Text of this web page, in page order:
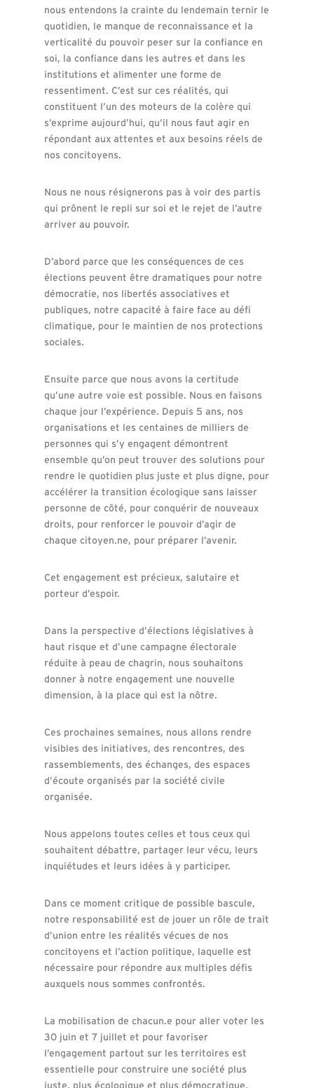
nous entendons la crainte du lendemain ternir le
quotidien, le manque de reconnaissance et la
verticalité du pouvoir peser sur la confiance en
soi, la confiance dans les autres et dans les
institutions et alimenter une forme de
ressentiment. C’est sur ces réalités, qui
constituent l’un des moteurs de la colère qui
s’exprime aujourd’hui, qu’il nous faut agir en
répondant aux attentes et aux besoins réels de
nos concitoyens.
Nous ne nous résignerons pas à voir des partis
qui prônent le repli sur soi et le rejet de l’autre
arriver au pouvoir.
D’abord parce que les conséquences de ces
élections peuvent être dramatiques pour notre
démocratie, nos libertés associatives et
publiques, notre capacité à faire face au défi
climatique, pour le maintien de nos protections
sociales.
Ensuite parce que nous avons la certitude
qu’une autre voie est possible. Nous en faisons
chaque jour l’expérience. Depuis 5 ans, nos
organisations et les centaines de milliers de
personnes qui s’y engagent démontrent
ensemble qu’on peut trouver des solutions pour
rendre le quotidien plus juste et plus digne, pour
accélérer la transition écologique sans laisser
personne de côté, pour conquérir de nouveaux
droits, pour renforcer le pouvoir d’agir de
chaque citoyen.ne, pour préparer l’avenir.
Cet engagement est précieux, salutaire et
porteur d’espoir.
Dans la perspective d’élections législatives à
haut risque et d’une campagne électorale
réduite à peau de chagrin, nous souhaitons
donner à notre engagement une nouvelle
dimension, à la place qui est la nôtre.
Ces prochaines semaines, nous allons rendre
visibles des initiatives, des rencontres, des
rassemblements, des échanges, des espaces
d’écoute organisés par la société civile
organisée.
Nous appelons toutes celles et tous ceux qui
souhaitent débattre, partager leur vécu, leurs
inquiétudes et leurs idées à y participer.
Dans ce moment critique de possible bascule,
notre responsabilité est de jouer un rôle de trait
d’union entre les réalités vécues de nos
concitoyens et l’action politique, laquelle est
nécessaire pour répondre aux multiples défis
auxquels nous sommes confrontés.
La mobilisation de chacun.e pour aller voter les
30 juin et 7 juillet et pour favoriser
l’engagement partout sur les territoires est
essentielle pour construire une société plus
juste, plus écologique et plus démocratique.